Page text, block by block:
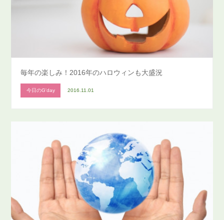
毎年の楽しみ！2016年のハロウィンも大盛況
今日のG'day 2016.11.01